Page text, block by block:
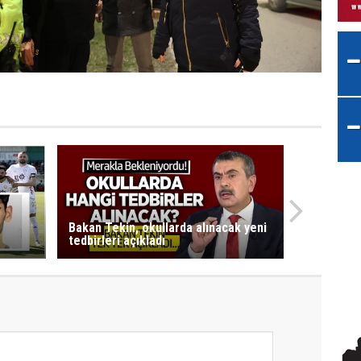
Bakan Tekin, okullarda alınacak yeni
tedbirleri açıkladı